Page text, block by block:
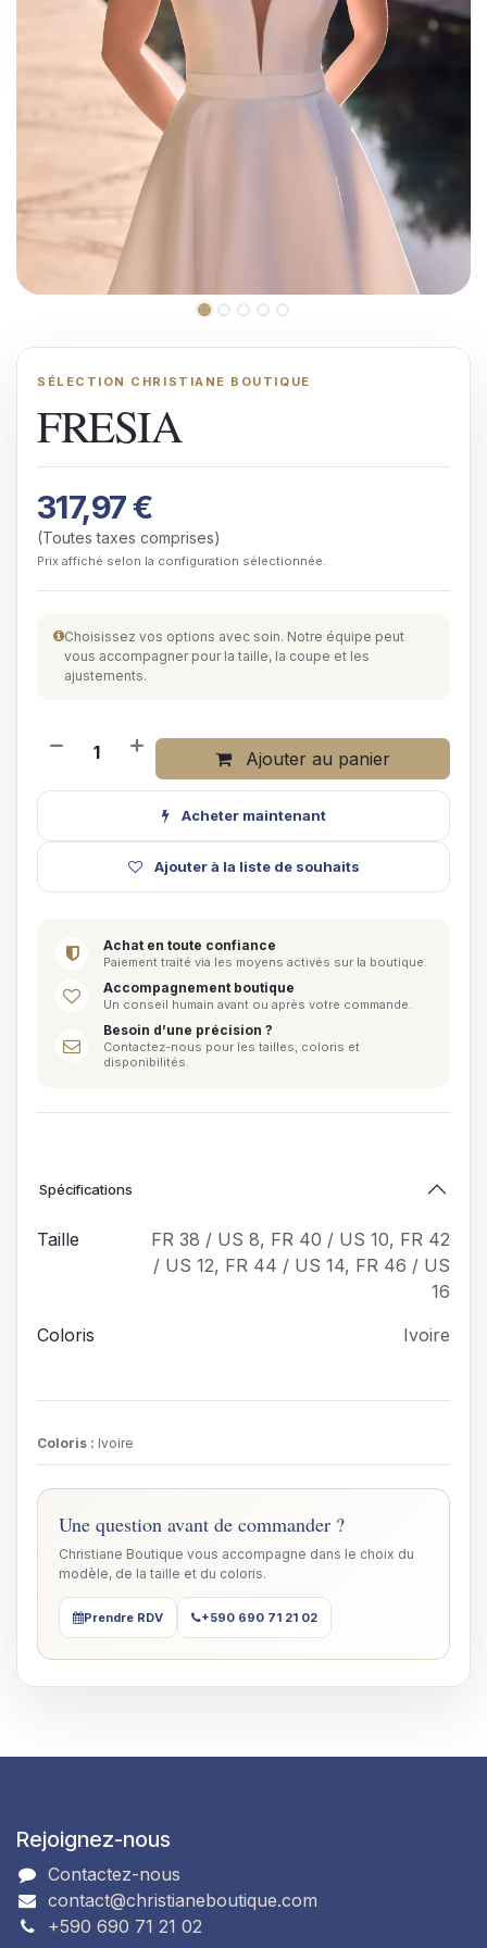
SÉLECTION CHRISTIANE BOUTIQUE
FRESIA
317,97€
(Toutes taxes comprises)
Prix affiché selon la configuration sélectionnée.
Choisissez vos options avec soin. Notre équipe peut
vous accompagner pour la taille, la coupe et les
ajustements.
Ajouter au panier
Acheter maintenant
Ajouter à la liste de souhaits
Achat en toute confiance
Paiement traité via les moyens activés sur la boutique.
Accompagnement boutique
Un conseil humain avant ou après votre commande.
Besoin d’une précision ?
Contactez-nous pour les tailles, coloris et
disponibilités.
Spécifications
Taille FR 38 / US 8, FR 40 / US 10, FR 42
/ US 12, FR 44 / US 14, FR 46 / US
16
Coloris
Ivoire
Coloris : Ivoire
Une question avant de commander ?
Christiane Boutique vous accompagne dans le choix du
modèle, de la taille et du coloris.
Prendre RDV +590 690 71 21 02
Rejoignez-nous
Contactez-nous
contact@christianeboutique.com
+590 690 71 21 02